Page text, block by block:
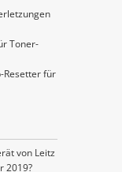
Toner-
Resetter für
von Leitz
2019?